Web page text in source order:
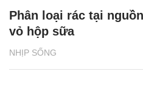
NHỊP SỐNG
Phân loại rác tại
vỏ hộp sữa